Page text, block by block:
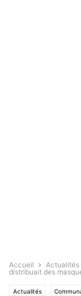
Accueil Actualités
distribuait des
Actualités